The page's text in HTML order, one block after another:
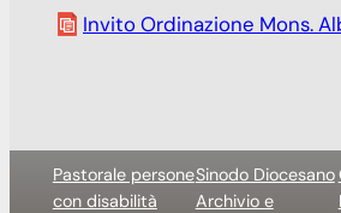
Invito Ordinazione Mons.
Pastorale persone
con disabilità
Sinodo Diocesano
Archivio e